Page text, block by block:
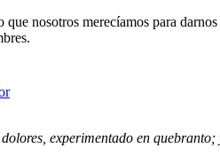
nosotros merecíamos para
experimentado en